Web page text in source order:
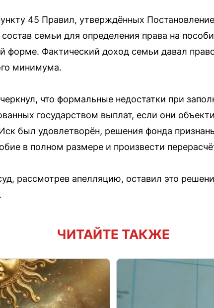
45 Правил, утверждённых
состав семьи для определения права на
форме. Фактический доход семьи давал
минимума.
что формальные недостатки при
государством выплат, если они
был удовлетворён, решения фонда
в полном размере и произвести
рассмотрев апелляцию, оставил это
ЧИТАЙТЕ ТАКЖЕ